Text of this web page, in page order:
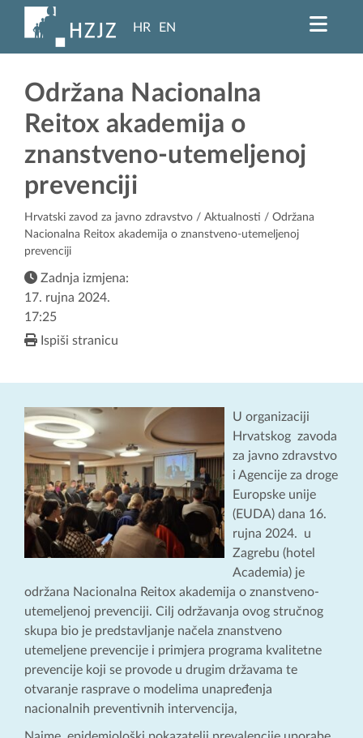
HR EN
Održana Nacionalna
Reitox akademija o
znanstveno-utemeljenoj
prevenciji
Hrvatski zavod za javno zdravstvo / Aktualnosti / Održana
Nacionalna Reitox akademija o znanstveno-utemeljenoj
prevenciji
Zadnja izmjena:
17. rujna 2024.
17:25
Ispiši stranicu
U organizaciji
Hrvatskog zavoda
za javno zdravstvo
i Agencije za droge
Europske unije
(EUDA) dana 16.
rujna 2024. u
Zagrebu (hotel
Academia) je
održana Nacionalna Reitox akademija o znanstveno-
utemeljenoj prevenciji. Cilj održavanja ovog stručnog
skupa bio je predstavljanje načela znanstveno
utemeljene prevencije i primjera programa kvalitetne
prevencije koji se provode u drugim državama te
otvaranje rasprave o modelima unapređenja
nacionalnih preventivnih intervencija,